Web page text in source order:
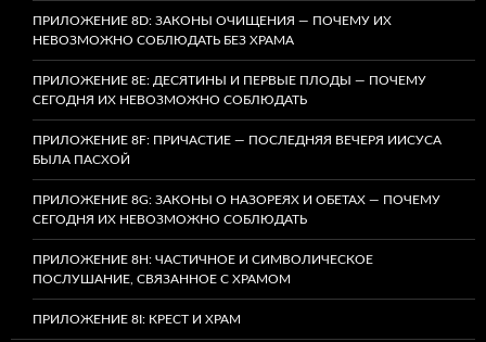
ПРИЛОЖЕНИЕ 8D: ЗАКОНЫ ОЧИЩЕНИЯ — ПОЧЕМУ ИХ
НЕВОЗМОЖНО СОБЛЮДАТЬ БЕЗ ХРАМА
ПРИЛОЖЕНИЕ 8E: ДЕСЯТИНЫ И ПЕРВЫЕ ПЛОДЫ — ПОЧЕМУ
СЕГОДНЯ ИХ НЕВОЗМОЖНО СОБЛЮДАТЬ
ПРИЛОЖЕНИЕ 8F: ПРИЧАСТИЕ — ПОСЛЕДНЯЯ ВЕЧЕРЯ ИИСУСА
БЫЛА ПАСХОЙ
ПРИЛОЖЕНИЕ 8G: ЗАКОНЫ О НАЗОРЕЯХ И ОБЕТАХ — ПОЧЕМУ
СЕГОДНЯ ИХ НЕВОЗМОЖНО СОБЛЮДАТЬ
ПРИЛОЖЕНИЕ 8H: ЧАСТИЧНОЕ И СИМВОЛИЧЕСКОЕ
ПОСЛУШАНИЕ, СВЯЗАННОЕ С ХРАМОМ
ПРИЛОЖЕНИЕ 8I: КРЕСТ И ХРАМ